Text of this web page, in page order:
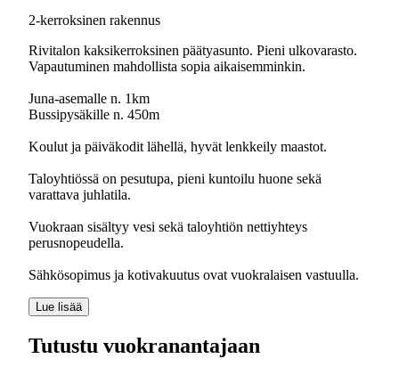
2-kerroksinen rakennus
Rivitalon kaksikerroksinen päätyasunto. Pieni ulkovarasto.
Vapautuminen mahdollista sopia aikaisemminkin.
Juna-asemalle n. 1km
Bussipysäkille n. 450m
Koulut ja päiväkodit lähellä, hyvät lenkkeily maastot.
Taloyhtiössä on pesutupa, pieni kuntoilu huone sekä
varattava juhlatila.
Vuokraan sisältyy vesi sekä taloyhtiön nettiyhteys
perusnopeudella.
Sähkösopimus ja kotivakuutus ovat vuokralaisen vastuulla.
Lue lisää
Tutustu vuokranantajaan